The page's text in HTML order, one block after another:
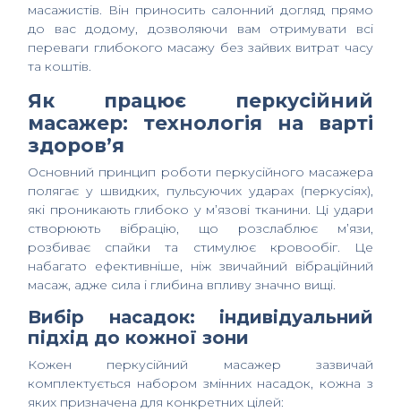
масажистів. Він приносить салонний догляд прямо
до вас додому, дозволяючи вам отримувати всі
переваги глибокого масажу без зайвих витрат часу
та коштів.
Як працює перкусійний
масажер: технологія на варті
здоров’я
Основний принцип роботи перкусійного масажера
полягає у швидких, пульсуючих ударах (перкусіях),
які проникають глибоко у м’язові тканини. Ці удари
створюють вібрацію, що розслаблює м’язи,
розбиває спайки та стимулює кровообіг. Це
набагато ефективніше, ніж звичайний вібраційний
масаж, адже сила і глибина впливу значно вищі.
Вибір насадок: індивідуальний
підхід до кожної зони
Кожен перкусійний масажер зазвичай
комплектується набором змінних насадок, кожна з
яких призначена для конкретних цілей: